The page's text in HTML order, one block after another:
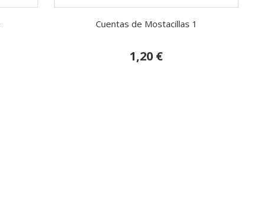
Cuentas de Mostacillas 1
1,20 €